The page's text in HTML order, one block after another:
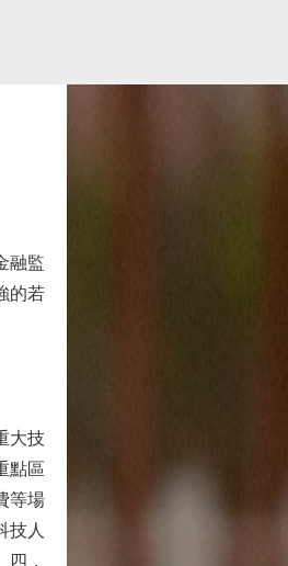
融監
的若
大技
點區
等場
技人
，